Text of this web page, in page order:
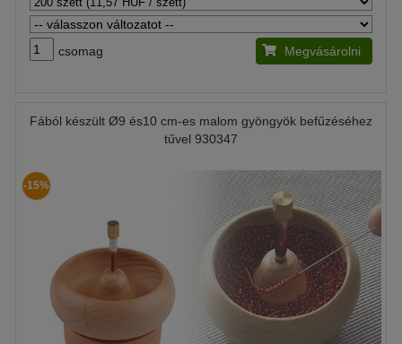
csomag Megvásárolni
Fából készült Ø9 és10 cm-es malom gyöngyök befűzéséhez
tűvel 930347
-15%